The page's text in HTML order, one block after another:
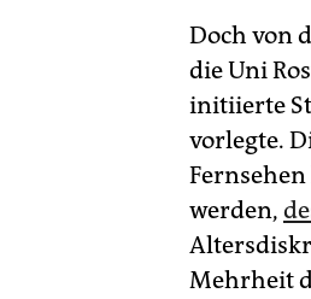
Doch von
die Uni
initiierte
vorlegte.
werden,
Mehrheit